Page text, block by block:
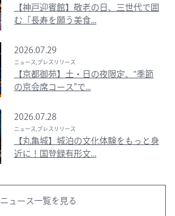
【神戸迎賓館】敬老の日、三世代で囲
む「長寿を願う美食...
2026.07.29
ニュース,プレスリリース
【京都御苑】土・日の夜限定、‟季節
の京会席コース”で...
2026.07.28
ニュース,プレスリリース
【丸亀城】城泊の文化体験をもっと身
近に！国登録有形文...
ニュース一覧を見る